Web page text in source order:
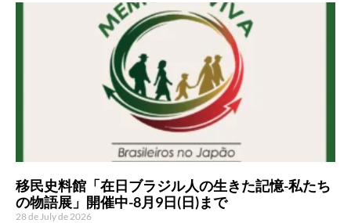
移民史料館「在日ブラジル人の生きた記憶-私たち
の物語展」開催中-8月9日(日)まで
28 de July de 2026